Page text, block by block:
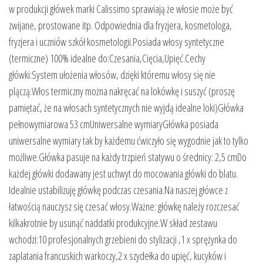
w produkcji główek marki Calissimo sprawiają że włosie może być ​​
zwijane, prostowane itp. Odpowiednia dla fryzjera, kosmetologa,
fryzjera i uczniów szkół kosmetologii.Posiada włosy syntetyczne
(termiczne) 100% idealne do:Czesania,Cięcia,Upięć.Cechy
główki:System ułożenia włosów, dzięki któremu włosy się nie
plączą.Włos termiczny można nakręcać na lokówkę i suszyć (proszę
pamiętać, że na włosach syntetycznych nie wyjdą idealne loki)Główka
pełnowymiarowa 53 cmUniwersalne wymiaryGłówka posiada
uniwersalne wymiary tak by każdemu ćwiczyło się wygodnie jak to tylko
możliwe.Główka pasuje na każdy trzpień statywu o średnicy: 2,5 cmDo
każdej główki dodawany jest uchwyt do mocowania główki do blatu.
Idealnie ustabilizuję główkę podczas czesania.Na naszej główce z
łatwością nauczysz się czesać włosy.Ważne: główkę należy rozczesać
kilkakrotnie by usunąć naddatki produkcyjne.W skład zestawu
wchodzi:10 profesjonalnych grzebieni do stylizacji ,1 x sprężynka do
zaplatania francuskich warkoczy,2 x szydełka do upięć, kucyków i